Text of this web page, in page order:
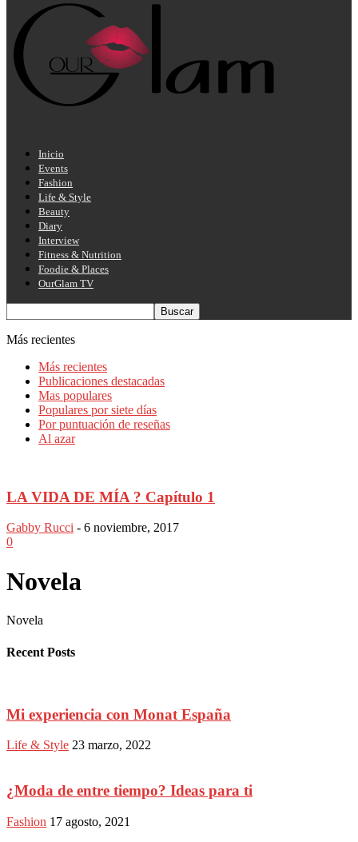
Inicio
Events
Fashion
Life & Style
Beauty
Diary
Interview
Fitness & Nutrition
Foodie & Places
OurGlam TV
Más recientes
Más recientes
Publicaciones destacadas
Mas populares
Populares por siete días
Por puntuación de reseñas
Al azar
LA VIDA DE MÍA ? Capítulo 1
Gabby Rucci - 6 noviembre, 2017
0
Novela
Novela
Recent Posts
Mi experiencia con Monat España
Life & Style 23 marzo, 2022
¿Moda de entre tiempo? Ideas para ti
Fashion 17 agosto, 2021